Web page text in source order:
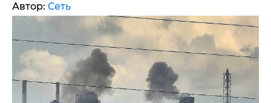
Автор: Сеть